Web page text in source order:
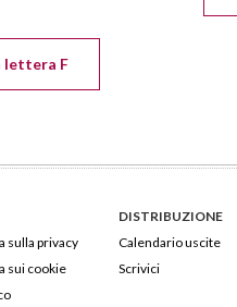
lettera F
sulla privacy
sui cookie
DISTRIBUZIONE
Calendario uscite
Scrivici